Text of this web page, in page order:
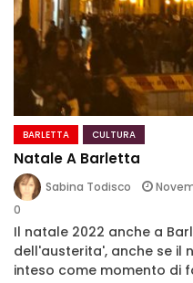
BARLETTA CULTURA
Natale A Barletta
Sabina Todisco
0
Il natale 2022 anche a
dell'austerita', anche se il
inteso come momento di